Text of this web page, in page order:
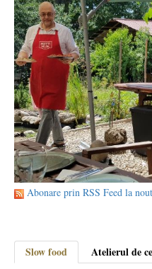
Abonare prin RSS Feed la
Slow food Atelierul de